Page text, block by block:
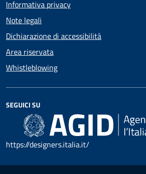
Informativa privacy
Note legali
Dichiarazione di accessibilità
Area riservata
Whistleblowing
SEGUICI SU
https://designers.italia.it/